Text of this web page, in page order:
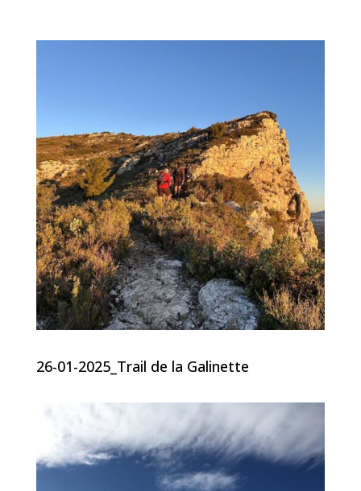
26-01-2025_Trail de la Galinette